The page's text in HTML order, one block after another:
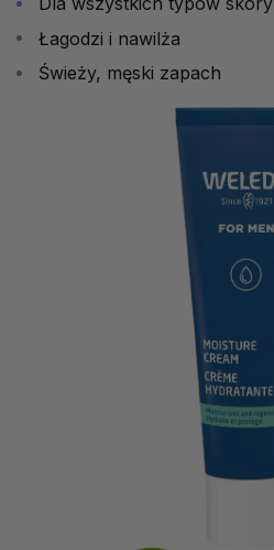
Łagodzi i nawilża
Świeży, męski zapach